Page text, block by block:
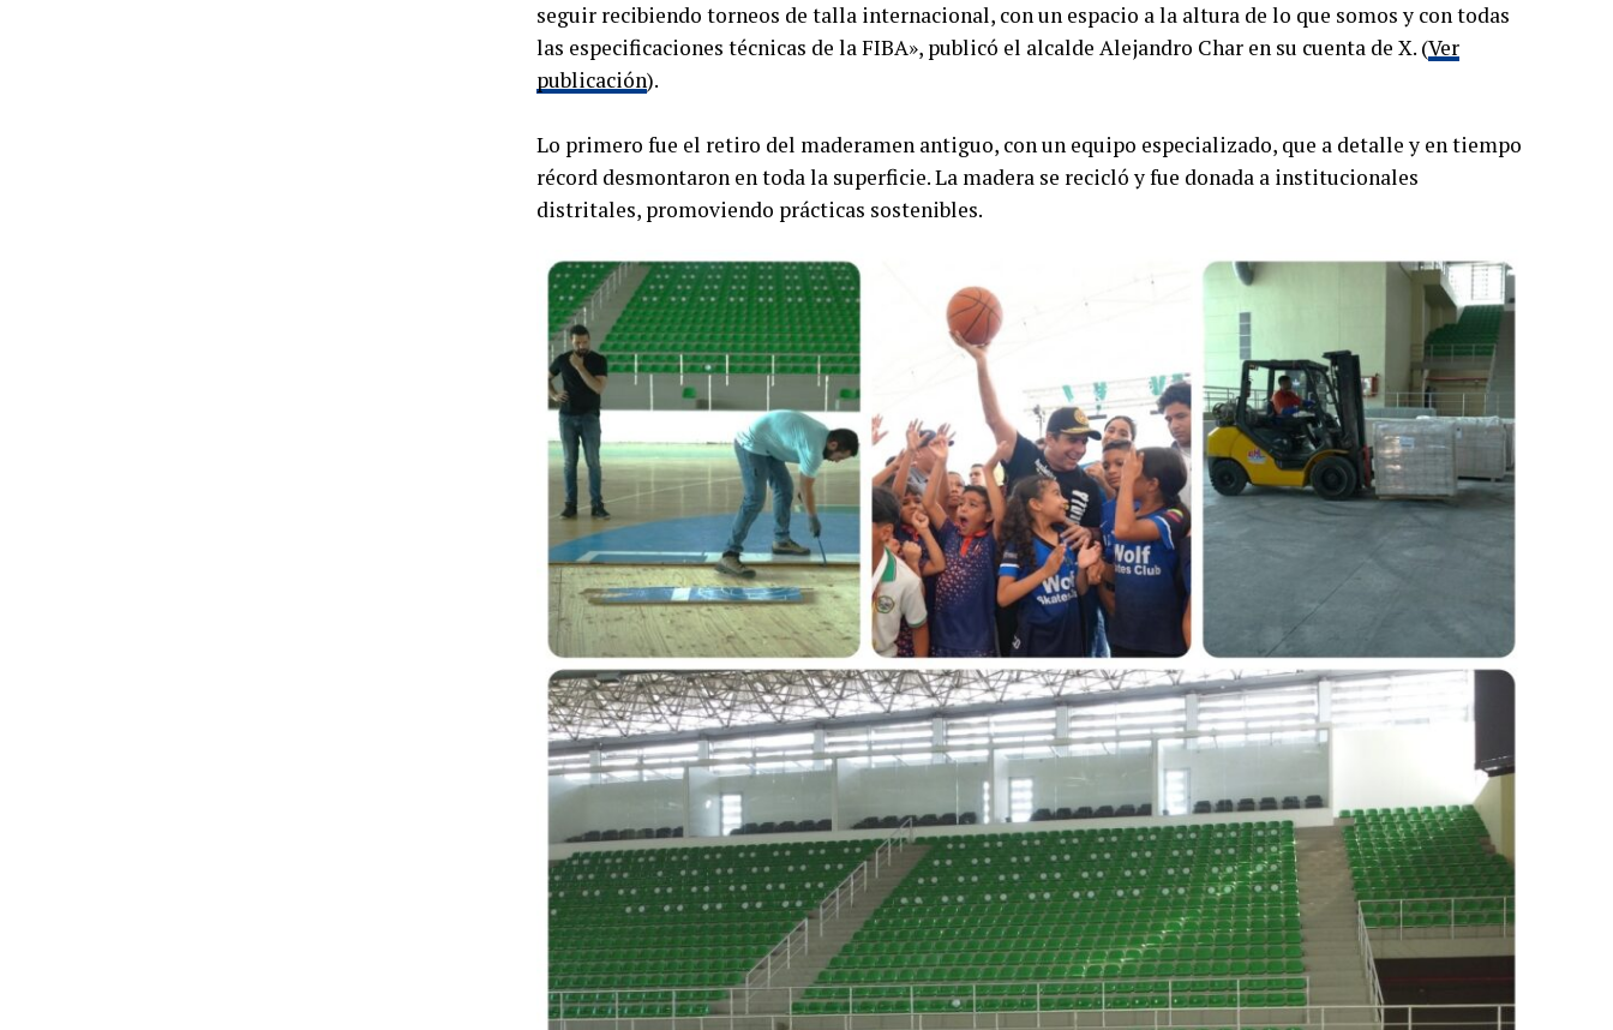
seguir recibiendo torneos de talla internacional, con un espacio a la altura de lo que somos y con todas
las especificaciones técnicas de la FIBA», publicó el alcalde Alejandro Char en su cuenta de X. (Ver
publicación).
Lo primero fue el retiro del maderamen antiguo, con un equipo especializado, que a detalle y en tiempo
récord desmontaron en toda la superficie. La madera se recicló y fue donada a institucionales
distritales, promoviendo prácticas sostenibles.